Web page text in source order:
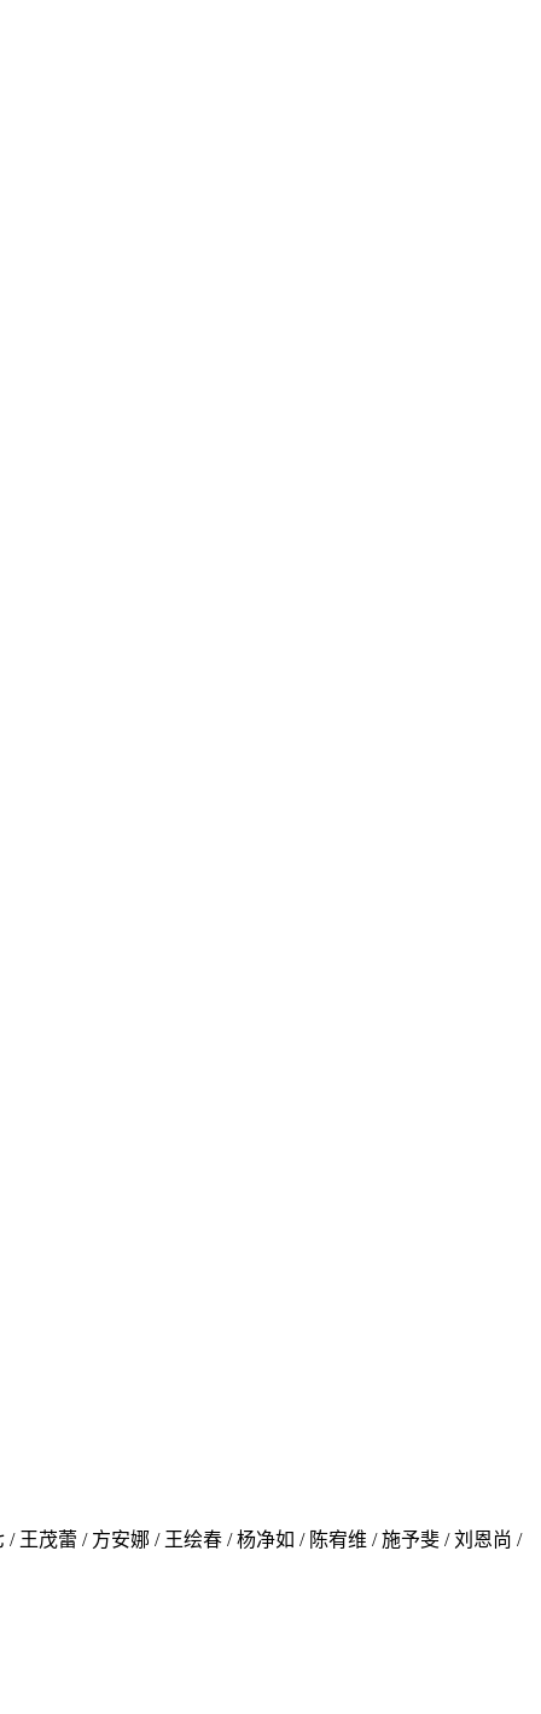
王茂蕾 / 方安娜 / 王绘春 / 杨净如 / 陈宥维 / 施予斐 / 刘恩尚 /